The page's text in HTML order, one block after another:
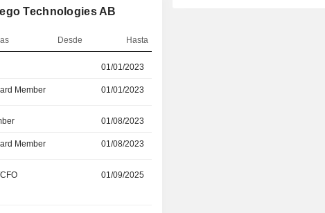
Technologies AB
Desde Hasta
01/01/2023
Member 01/01/2023
01/08/2023
Member 01/08/2023
01/09/2025